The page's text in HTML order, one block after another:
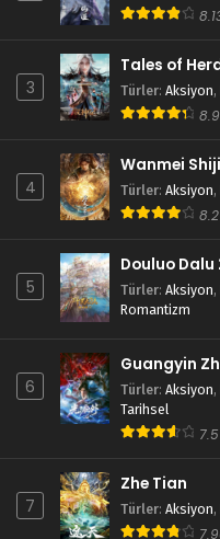
3
Tales of
Türler: Aksiyon,
8.9
4
Wanmei
Türler: Aksiyon,
8.2
5
Douluo Dalu
Türler: Aksiyon,
Romantizm
6
Guangyin
Türler: Aksiyon,
Tarihsel
7.5
7
Zhe Tian
Türler: Aksiyon,